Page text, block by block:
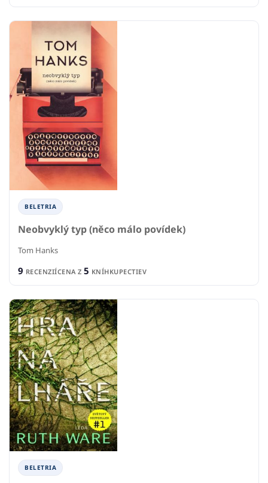
BELETRIA
Neobvyklý typ (něco málo povídek)
Tom Hanks
9 RECENZIÍCENA Z 5 KNÍHKUPECTIEV
BELETRIA